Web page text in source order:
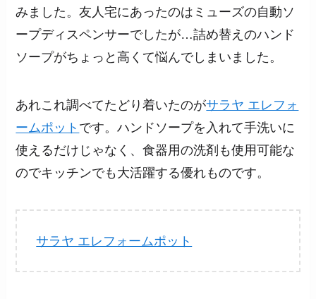
みました。友人宅にあったのはミューズの自動ソ
ープディスペンサーでしたが…詰め替えのハンド
ソープがちょっと高くて悩んでしまいました。
あれこれ調べてたどり着いたのがサラヤ エレフォ
ームポット です。ハンドソープを入れて手洗いに
使えるだけじゃなく、食器用の洗剤も使用可能な
のでキッチンでも大活躍する優れものです。
サラヤ エレフォームポット